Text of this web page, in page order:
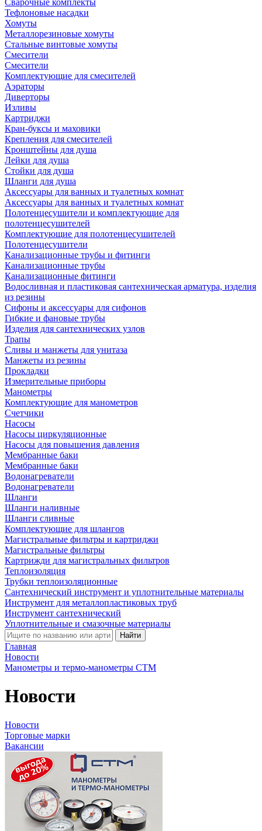
Сварочные комплекты
Тефлоновые насадки
Хомуты
Металлорезиновые хомуты
Стальные винтовые хомуты
Смесители
Смесители
Комплектующие для смесителей
Аэраторы
Диверторы
Изливы
Картриджи
Кран-буксы и маховики
Крепления для смесителей
Кронштейны для душа
Лейки для душа
Стойки для душа
Шланги для душа
Аксессуары для ванных и туалетных комнат
Аксессуары для ванных и туалетных комнат
Полотенцесушители и комплектующие для
полотенцесушителей
Комплектующие для полотенцесушителей
Полотенцесушители
Канализационные трубы и фитинги
Канализационные трубы
Канализационные фитинги
Водосливная и пластиковая сантехническая арматура, изделия
из резины
Сифоны и аксессуары для сифонов
Гибкие и фановые трубы
Изделия для сантехнических узлов
Трапы
Сливы и манжеты для унитаза
Манжеты из резины
Прокладки
Измерительные приборы
Манометры
Комплектующие для манометров
Счетчики
Насосы
Насосы циркуляционные
Насосы для повышения давления
Мембранные баки
Мембранные баки
Водонагреватели
Водонагреватели
Шланги
Шланги наливные
Шланги сливные
Комплектующие для шлангов
Магистральные фильтры и картриджи
Магистральные фильтры
Картрижди для магистральных фильтров
Теплоизоляция
Трубки теплоизоляционные
Сантехнический инструмент и уплотнительные материалы
Инструмент для металлопластиковых труб
Инструмент сантехнический
Уплотнительные и смазочные материалы
Найти
Главная
Новости
Манометры и термо-манометры СТМ
Новости
Новости
Торговые марки
Вакансии